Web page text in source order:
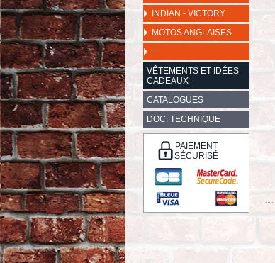
INDIAN - VICTORY
MOTOS ANGLAISES
-
VÊTEMENTS ET IDÉES
CADEAUX
CATALOGUES
DOC. TECHNIQUE
PAIEMENT
SÉCURISÉ